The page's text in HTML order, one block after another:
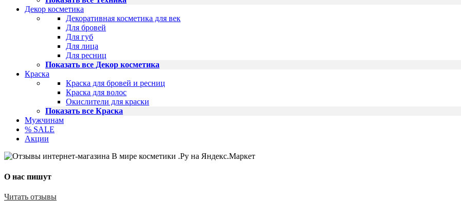
Декор косметика
Декоративная косметика для век
Для бровей
Для губ
Для лица
Для ресниц
Показать все Декор косметика
Краска
Краска для бровей и ресниц
Краска для волос
Окислители для краски
Показать все Краска
Мужчинам
% SALE
Акции
О нас пишут
Читать отзывы